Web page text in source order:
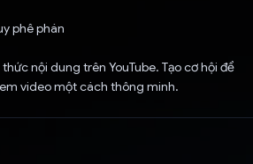
phê phán
nội dung trên YouTube. Tạo cơ hội để
video một cách thông minh.